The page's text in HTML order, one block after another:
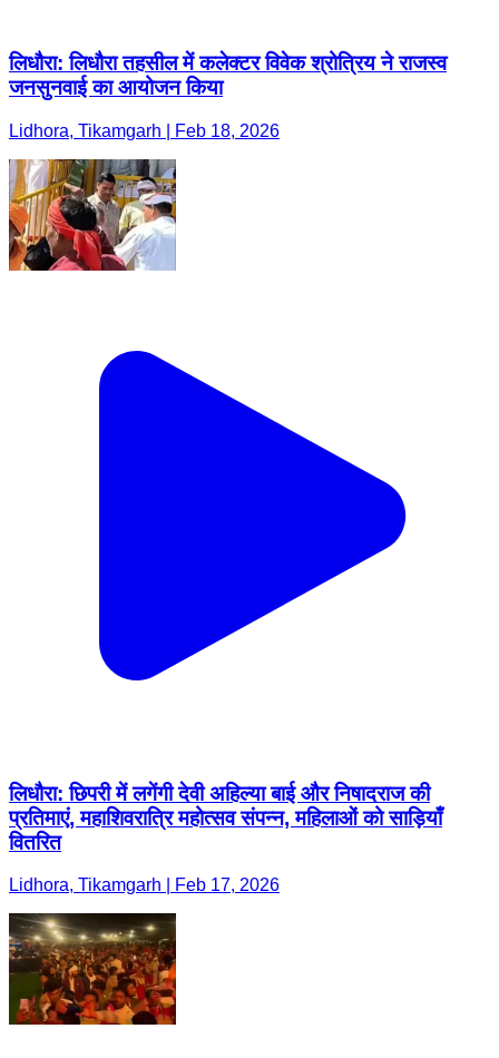
लिधौरा: लिधौरा तहसील में कलेक्टर विवेक श्रोत्रिय ने राजस्व
जनसुनवाई का आयोजन किया
Lidhora, Tikamgarh | Feb 18, 2026
लिधौरा: छिपरी में लगेंगी देवी अहिल्या बाई और निषादराज की
प्रतिमाएं, महाशिवरात्रि महोत्सव संपन्न, महिलाओं को साड़ियाँ
वितरित
Lidhora, Tikamgarh | Feb 17, 2026